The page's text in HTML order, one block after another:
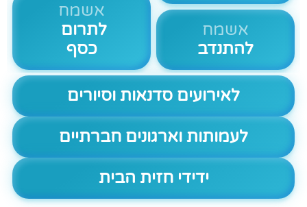
אשמח
להתנדב
אשמח
לתרום
כסף
לאירועים סדנאות וסיורים
לעמותות וארגונים חברתיים
ידידי חזית הבית